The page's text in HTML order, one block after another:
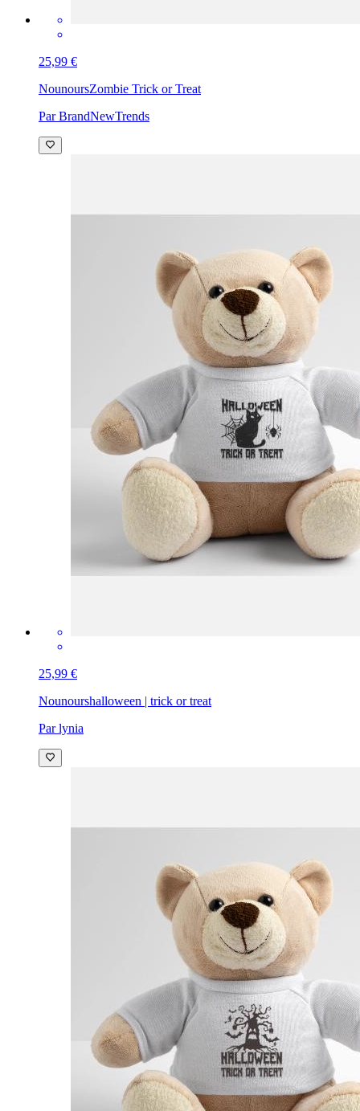
25,99 €
NounoursZombie Trick or Treat
Par BrandNewTrends
25,99 €
Nounourshalloween | trick or treat
Par lynia